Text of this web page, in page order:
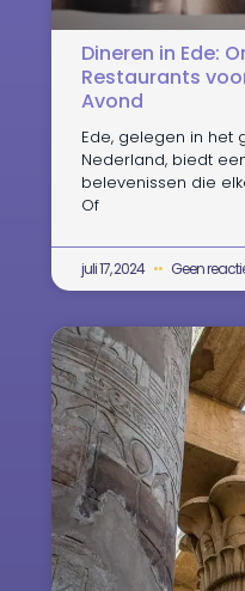
Dineren in Ede:
Restaurants
Avond
Ede, gelegen in het
Nederland, biedt
belevenissen die
Of
juli 17, 2024 Geen